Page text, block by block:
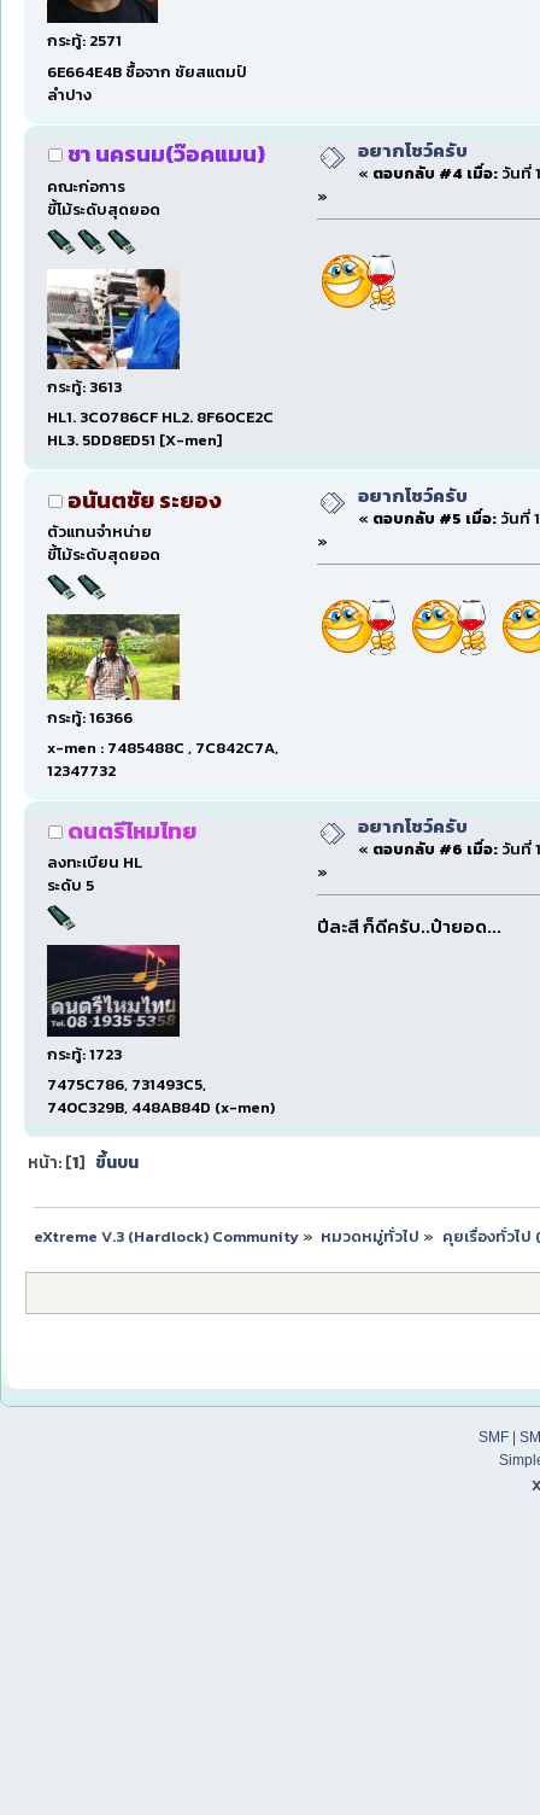
กระทู้: 2571
6E664E4B ซื้อจาก ชัยสแตมป์
ลำปาง
ชา นครนม(ว๊อคแมน)
คณะก่อการ
ขี้โม้ระดับสุดยอด
กระทู้: 3613
HL1. 3C0786CF HL2. 8F60CE2C
HL3. 5DD8ED51 [X-men]
อยากโชว์ครับ
« ตอบกลับ #4 เมื่อ:วันที่
»
อนันตชัย ระยอง
ตัวแทนจำหน่าย
ขี้โม้ระดับสุดยอด
กระทู้: 16366
x-men : 7485488C , 7C842C7A,
12347732
อยากโชว์ครับ
« ตอบกลับ #5 เมื่อ:วันที่
»
ดนตรีไหมไทย
ลงทะเบียน HL
ระดับ 5
กระทู้: 1723
7475C786, 731493C5,
740C329B, 448AB84D (x-men)
อยากโชว์ครับ
« ตอบกลับ #6 เมื่อ:วันที่
»
ปีละสี ก็ดีครับ..ป๋ายอด...
หน้า: [1] ขึ้นบน
eXtreme V.3 (Hardlock) Community» หมวดหมู่ทั่วไป » คุยเรื่องทั่วไป
SMF|